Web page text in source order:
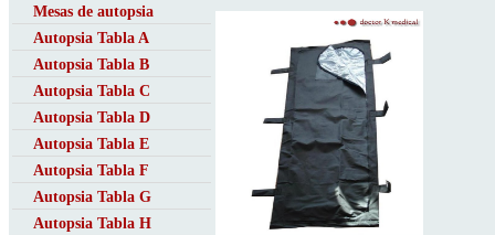
Mesas de autopsia
Autopsia Tabla A
Autopsia Tabla B
Autopsia Tabla C
Autopsia Tabla D
Autopsia Tabla E
Autopsia Tabla F
Autopsia Tabla G
Autopsia Tabla H